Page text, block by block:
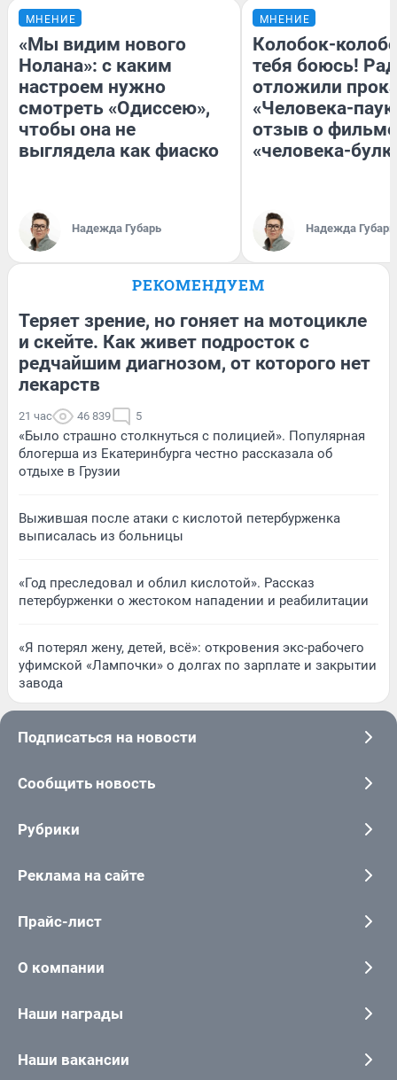
МНЕНИЕ
«Мы видим нового
Нолана»: с каким
настроем нужно
смотреть «Одиссею»,
чтобы она не
выглядела как фиаско
Надежда Губарь
МНЕНИЕ
Колобок-
тебя боюсь!
отложили
«Человека-
отзыв о
«человека-
Надежда Губарь
РЕКОМЕНДУЕМ
Теряет зрение, но гоняет на мотоцикле
и скейте. Как живет подросток с
редчайшим диагнозом, от которого нет
лекарств
21 час 46 839 5
«Было страшно столкнуться с полицией». Популярная
блогерша из Екатеринбурга честно рассказала об
отдыхе в Грузии
Выжившая после атаки с кислотой петербурженка
выписалась из больницы
«Год преследовал и облил кислотой». Рассказ
петербурженки о жестоком нападении и реабилитации
«Я потерял жену, детей, всё»: откровения экс-рабочего
уфимской «Лампочки» о долгах по зарплате и закрытии
завода
Подписаться на новости
Сообщить новость
Рубрики
Реклама на сайте
Прайс-лист
О компании
Наши награды
Наши вакансии